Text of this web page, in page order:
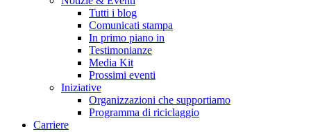
Tutti i blog
Comunicati stampa
In primo piano in
Testimonianze
Media Kit
Prossimi eventi
Iniziative
Organizzazioni che supportiamo
Programma di riciclaggio
Carriere